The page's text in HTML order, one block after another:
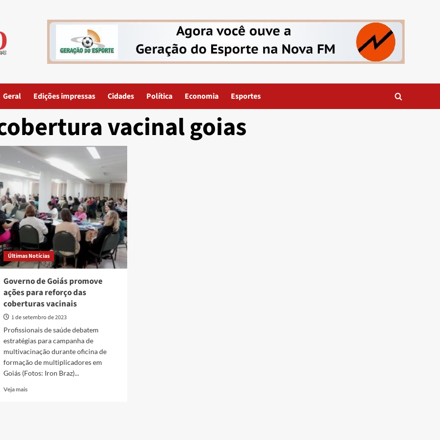
Geral Edições impressas Cidades Política Economia Esportes
vacinal goias
Últimas Notícias
Governo de Goiás promove
ações para reforço das
coberturas vacinais
1 de setembro de 2023
Profissionais de saúde debatem
estratégias para campanha de
multivacinação durante oficina de
formação de multiplicadores em
Goiás (Fotos: Iron Braz)...
Veja maisRead